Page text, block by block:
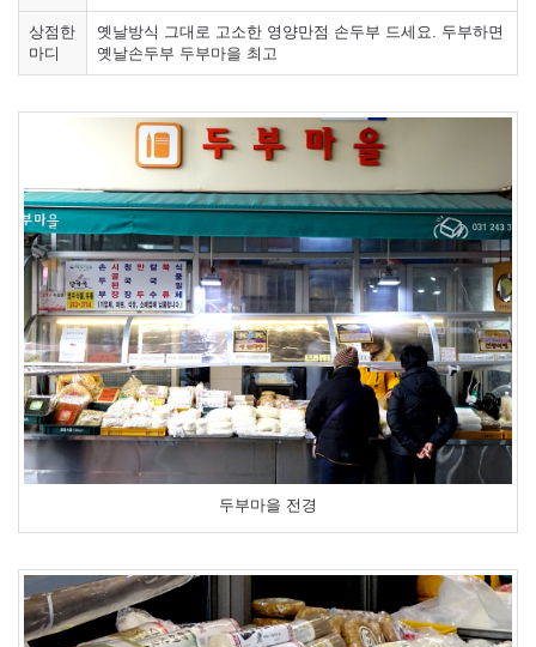
상점한
마디
옛날방식 그대로 고소한 영양만점 손두부 드세요. 두부하면
옛날손두부 두부마을 최고
두부마을 전경